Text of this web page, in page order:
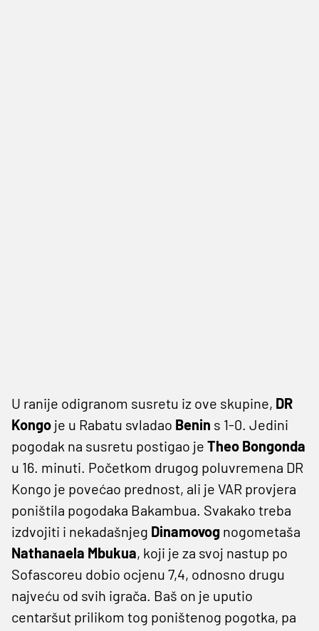
U ranije odigranom susretu iz ove skupine, DR
Kongo je u Rabatu svladao Benin s 1-0. Jedini
pogodak na susretu postigao je Theo Bongonda
u 16. minuti. Početkom drugog poluvremena DR
Kongo je povećao prednost, ali je VAR provjera
poništila pogodaka Bakambua. Svakako treba
izdvojiti i nekadašnjeg Dinamovog nogometaša
Nathanaela Mbukua, koji je za svoj nastup po
Sofascoreu dobio ocjenu 7,4, odnosno drugu
najveću od svih igrača. Baš on je uputio
centaršut prilikom tog poništenog pogotka, pa